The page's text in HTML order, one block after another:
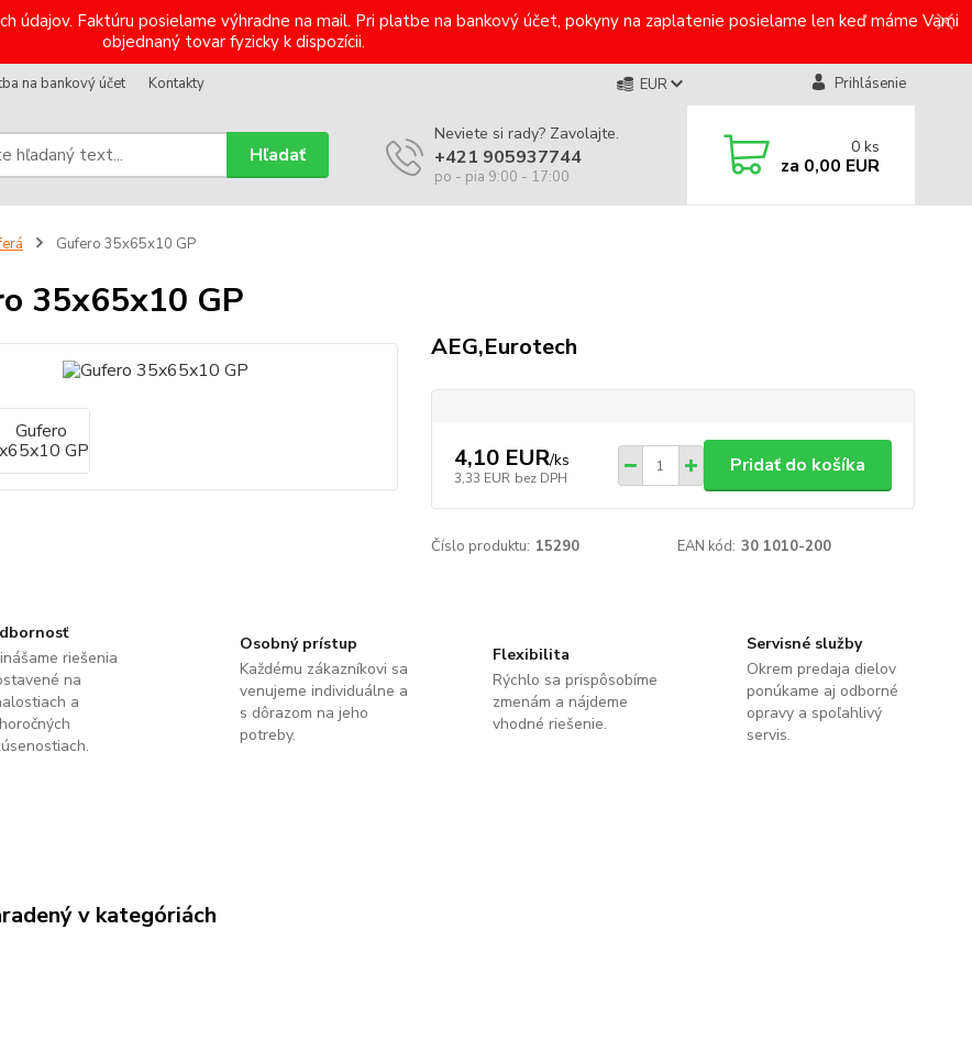
údajov. Faktúru posielame výhradne na mail. Pri platbe na bankový účet, pokyny na zaplatenie posielame len keď máme Vami
objednaný tovar fyzicky k dispozícii.
na bankový účet Kontakty EUR Prihlásenie
Hľadať
Neviete si rady? Zavolajte.
+421 905937744
po - pia 9:00 - 17:00
0 ks
za 0,00 EUR
Gufero 35x65x10 GP
35x65x10 GP
AEG,Eurotech
4,10 EUR/ks
3,33 EUR bez DPH
Pridať do košíka
Číslo produktu: 15290 EAN kód: 30 1010-200
riešenia
na
a
Osobný prístup
Každému zákazníkovi sa
venujeme individuálne a
s dôrazom na jeho
potreby.
Flexibilita
Rýchlo sa prispôsobíme
zmenám a nájdeme
vhodné riešenie.
Servisné služby
Okrem predaja dielov
ponúkame aj odborné
opravy a spoľahlivý
servis.
v kategóriách